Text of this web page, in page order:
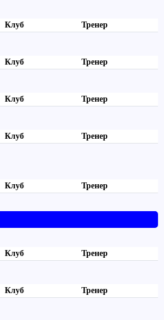
Клуб Тренер
Клуб Тренер
Клуб Тренер
Клуб Тренер
Клуб Тренер
Клуб Тренер
Клуб Тренер